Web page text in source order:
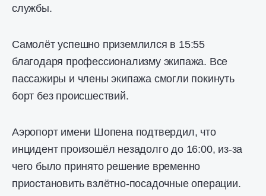
службы.
Самолёт успешно приземлился в 15:55
благодаря профессионализму экипажа. Все
пассажиры и члены экипажа смогли покинуть
борт без происшествий.
Аэропорт имени Шопена подтвердил, что
инцидент произошёл незадолго до 16:00, из-за
чего было принято решение временно
приостановить взлётно-посадочные операции.